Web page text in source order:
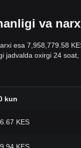
va
esa 7,958,779.58
jadvalda oxirgi 24
kun
KES